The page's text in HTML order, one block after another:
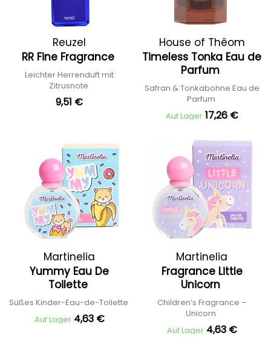
Reuzel
RR Fine Fragrance
Leichter Herrenduft mit
Zitrusnote
9,51 €
House of Thêom
Timeless Tonka Eau de
Parfum
Safran & Tonkabohne Eau de
Parfum
Auf Lager 17,26 €
Martinelia
Yummy Eau De
Toilette
Süßes Kinder-Eau-de-Toilette
Auf Lager 4,63 €
Martinelia
Fragrance Little
Unicorn
Children’s Fragrance –
Unicorn
Auf Lager 4,63 €